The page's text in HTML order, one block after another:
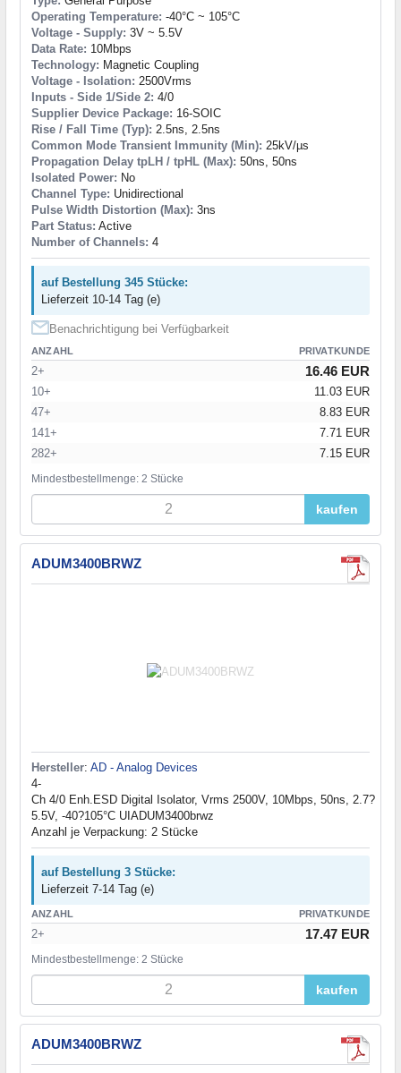
Operating Temperature: -40°C ~ 105°C
Voltage - Supply: 3V ~ 5.5V
Data Rate: 10Mbps
Technology: Magnetic Coupling
Voltage - Isolation: 2500Vrms
Inputs - Side 1/Side 2: 4/0
Supplier Device Package: 16-SOIC
Rise / Fall Time (Typ): 2.5ns, 2.5ns
Common Mode Transient Immunity (Min): 25kV/µs
Propagation Delay tpLH / tpHL (Max): 50ns, 50ns
Isolated Power: No
Channel Type: Unidirectional
Pulse Width Distortion (Max): 3ns
Part Status: Active
Number of Channels: 4
auf Bestellung 345 Stücke:
Lieferzeit 10-14 Tag (e)
Benachrichtigung bei Verfügbarkeit
ANZAHL PRIVATKUNDE
2+ 16.46 EUR
10+
11.03 EUR
47+
8.83 EUR
141+
7.71 EUR
282+
7.15 EUR
Mindestbestellmenge: 2 Stücke
kaufen
ADUM3400BRWZ
Hersteller: AD - Analog Devices
4-
Ch 4/0 Enh.ESD Digital Isolator, Vrms 2500V, 10Mbps, 50ns, 2.7?
5.5V, -40?105°C UIADUM3400brwz
Anzahl je Verpackung: 2 Stücke
auf Bestellung 3 Stücke:
Lieferzeit 7-14 Tag (e)
ANZAHL PRIVATKUNDE
2+ 17.47 EUR
Mindestbestellmenge: 2 Stücke
kaufen
ADUM3400BRWZ